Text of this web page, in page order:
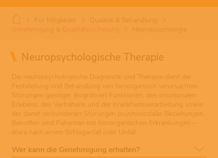
Für Mitglieder
Qualität & Behandlung
Genehmigung & Qualitätssicherung
Neuropsychologie
Neuropsychologische Therapie
Die neuropsychologische Diagnostik und Therapie dient der
Feststellung und Behandlung von hirnorganisch verursachten
Störungen geistiger (kognitiver) Funktionen, des emotionalen
Erlebens, des Verhaltens und der Krankheitsverarbeitung sowie
der damit verbundenen Störungen psychosozialer Beziehungen.
Betroffen sind Patienten mit hirnorganischen Erkrankungen –
etwa nach einem Schlaganfall oder Unfall.
Wer kann die Genehmigung erhalten?